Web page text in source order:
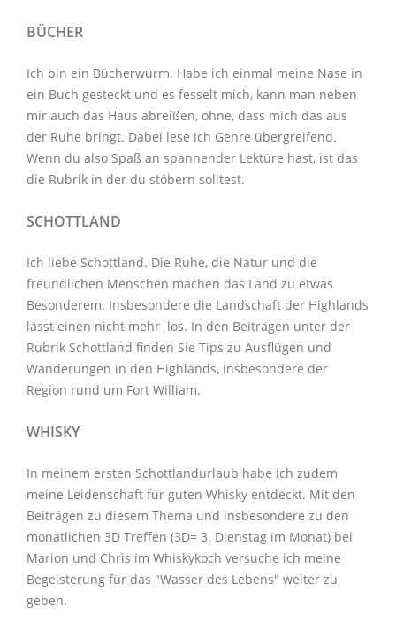
BÜCHER
Ich bin ein Bücherwurm. Habe ich einmal meine Nase in
ein Buch gesteckt und es fesselt mich, kann man neben
mir auch das Haus abreißen, ohne, dass mich das aus
der Ruhe bringt. Dabei lese ich Genre übergreifend.
Wenn du also Spaß an spannender Lektüre hast, ist das
die Rubrik in der du stöbern solltest.
SCHOTTLAND
Ich liebe Schottland. Die Ruhe, die Natur und die
freundlichen Menschen machen das Land zu etwas
Besonderem. Insbesondere die Landschaft der Highlands
lässt einen nicht mehr los. In den Beiträgen unter der
Rubrik Schottland finden Sie Tips zu Ausflügen und
Wanderungen in den Highlands, insbesondere der
Region rund um Fort William.
WHISKY
In meinem ersten Schottlandurlaub habe ich zudem
meine Leidenschaft für guten Whisky entdeckt. Mit den
Beiträgen zu diesem Thema und insbesondere zu den
monatlichen 3D Treffen (3D= 3. Dienstag im Monat) bei
Marion und Chris im Whiskykoch versuche ich meine
Begeisterung für das "Wasser des Lebens" weiter zu
geben.